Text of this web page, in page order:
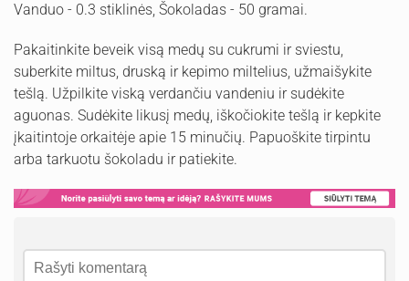
Vanduo - 0.3 stiklinės, Šokoladas - 50 gramai.
Pakaitinkite beveik visą medų su cukrumi ir sviestu,
suberkite miltus, druską ir kepimo miltelius, užmaišykite
tešlą. Užpilkite viską verdančiu vandeniu ir sudėkite
aguonas. Sudėkite likusį medų, iškočiokite tešlą ir kepkite
įkaitintoje orkaitėje apie 15 minučių. Papuoškite tirpintu
arba tarkuotu šokoladu ir patiekite.